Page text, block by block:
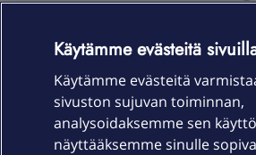
Laitteet & liittymät
Käytämme evästeitä
Käytämme evästeitä
sivuston sujuvan toiminnan,
analysoidaksemme sen
näyttääksemme sinulle